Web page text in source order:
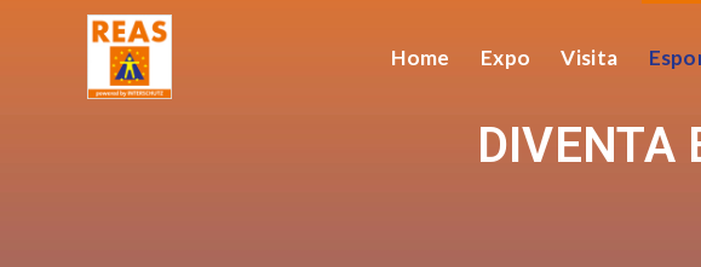
Home Expo Visita
DIVENTA